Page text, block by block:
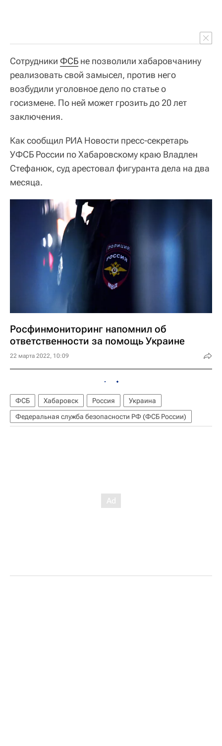
Сотрудники ФСБ не позволили хабаровчанину
реализовать свой замысел, против него
возбудили уголовное дело по статье о
госизмене. По ней может грозить до 20 лет
заключения.
Как сообщил РИА Новости пресс-секретарь
УФСБ России по Хабаровскому краю Владлен
Стефанюк, суд арестовал фигуранта дела на два
месяца.
Росфинмониторинг напомнил об
ответственности за помощь Украине
22 марта 2022, 10:09
ФСБ Хабаровск Россия
Украина
Федеральная служба безопасности РФ (ФСБ России)